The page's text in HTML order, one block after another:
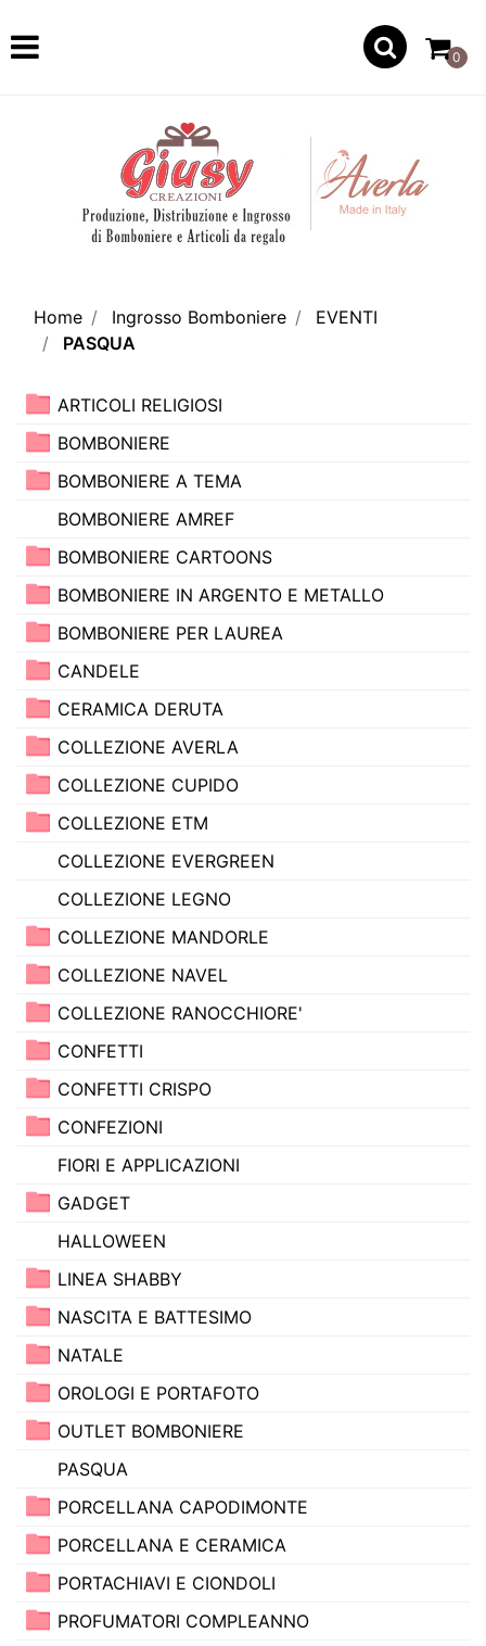
Open
0
Home Ingrosso Bomboniere
EVENTI
PASQUA
ARTICOLI RELIGIOSI
BOMBONIERE
BOMBONIERE A TEMA
BOMBONIERE AMREF
BOMBONIERE CARTOONS
BOMBONIERE IN ARGENTO E METALLO
BOMBONIERE PER LAUREA
CANDELE
CERAMICA DERUTA
COLLEZIONE AVERLA
COLLEZIONE CUPIDO
COLLEZIONE ETM
COLLEZIONE EVERGREEN
COLLEZIONE LEGNO
COLLEZIONE MANDORLE
COLLEZIONE NAVEL
COLLEZIONE RANOCCHIORE'
CONFETTI
CONFETTI CRISPO
CONFEZIONI
FIORI E APPLICAZIONI
GADGET
HALLOWEEN
LINEA SHABBY
NASCITA E BATTESIMO
NATALE
OROLOGI E PORTAFOTO
OUTLET BOMBONIERE
PASQUA
PORCELLANA CAPODIMONTE
PORCELLANA E CERAMICA
PORTACHIAVI E CIONDOLI
PROFUMATORI COMPLEANNO